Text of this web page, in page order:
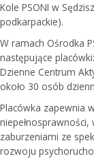
Kole PSONI w
podkarpackie).
W ramach Ośrodka
następujące
Dzienne Centrum
około 30 osób
Placówka zapewnia
zaburzeniami ze
rozwoju